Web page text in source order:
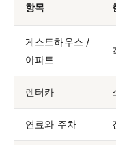
항목
게스트하우스 /
아파트
렌터카
연료와 주차